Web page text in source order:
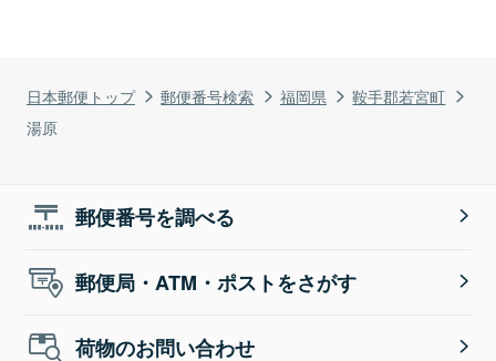
日本郵便トップ 郵便番号検索 福岡県
鞍手郡若宮町
湯原
郵便番号を調べる
郵便局・ATM・ポストをさがす
荷物のお問い合わせ